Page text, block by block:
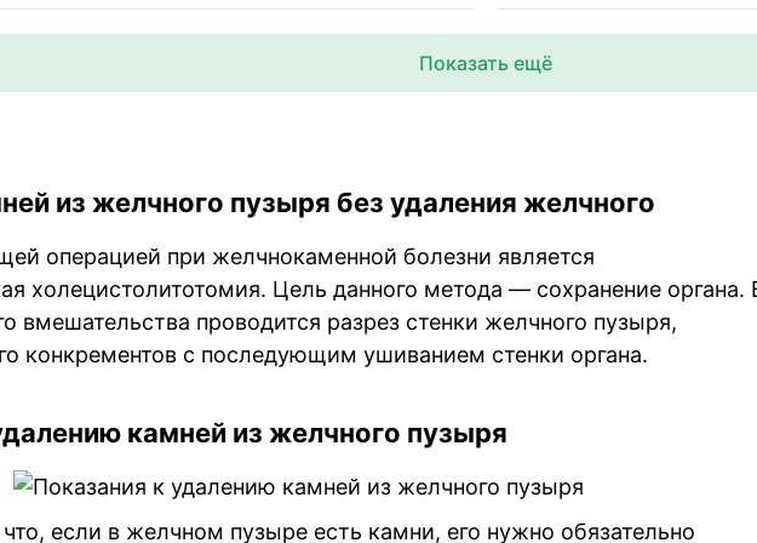
Показать ещё
из желчного пузыря без удаления желчного
операцией при желчнокаменной болезни является
холецистолитотомия. Цель данного метода — сохранение органа.
вмешательства проводится разрез стенки желчного пузыря,
конкрементов с последующим ушиванием стенки органа.
камней из желчного пузыря
что, если в желчном пузыре есть камни, его нужно обязательно